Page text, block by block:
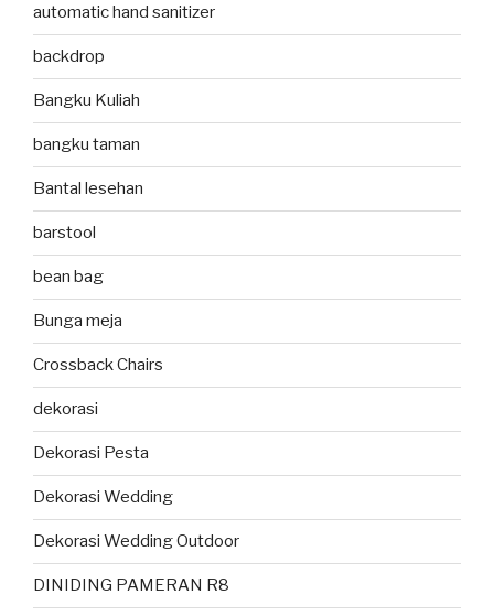
automatic hand sanitizer
backdrop
Bangku Kuliah
bangku taman
Bantal lesehan
barstool
bean bag
Bunga meja
Crossback Chairs
dekorasi
Dekorasi Pesta
Dekorasi Wedding
Dekorasi Wedding Outdoor
DINIDING PAMERAN R8